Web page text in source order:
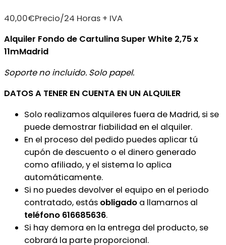
40,00€Precio/24 Horas + IVA
Alquiler Fondo de Cartulina Super White 2,75 x
11mMadrid
Soporte no incluido. Solo papel.
DATOS A TENER EN CUENTA EN UN ALQUILER
Solo realizamos alquileres fuera de Madrid, si se
puede demostrar fiabilidad en el alquiler.
En el proceso del pedido puedes aplicar tú
cupón de descuento o el dinero generado
como afiliado, y el sistema lo aplica
automáticamente.
Si no puedes devolver el equipo en el periodo
contratado, estás obligado a llamarnos al
teléfono 616685636.
Si hay demora en la entrega del producto, se
cobrará la parte proporcional.